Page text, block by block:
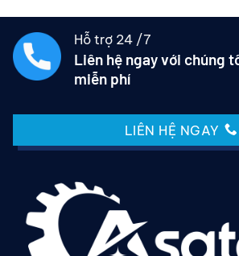
Hỗ trợ 24 /7
Liên hệ ngay với chúng
miễn phí
LIÊN HỆ NGAY